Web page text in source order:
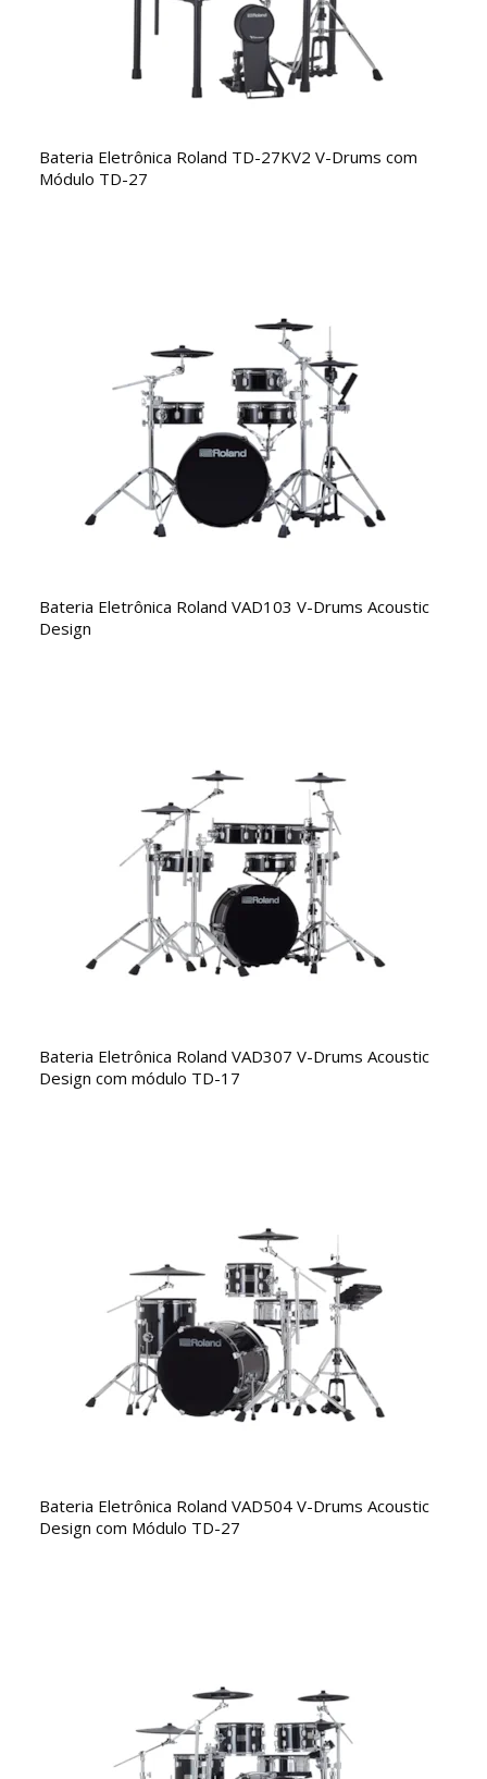
Bateria Eletrônica Roland TD-27KV2 V-Drums com
Módulo TD-27
Bateria Eletrônica Roland VAD103 V-Drums Acoustic
Design
Bateria Eletrônica Roland VAD307 V-Drums Acoustic
Design com módulo TD-17
Bateria Eletrônica Roland VAD504 V-Drums Acoustic
Design com Módulo TD-27